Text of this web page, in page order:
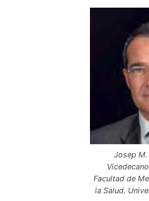
Josep
Facultad de
la Salud.